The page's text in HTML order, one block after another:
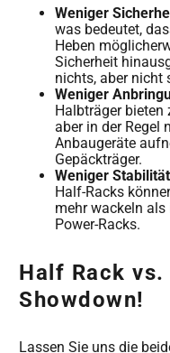
Weniger
was bedeutet,
Heben
Sicherheit
nichts, aber nicht
Weniger
Halbträger bieten
aber in der Regel
Anbaugeräte
Gepäckträger.
Weniger
Half-Racks
mehr wackeln als
Power-Racks.
Half Rack vs.
Showdown!
Lassen Sie uns die